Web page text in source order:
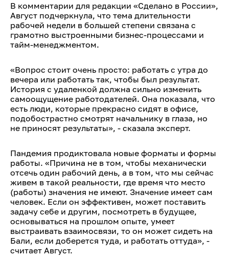
В комментарии для редакции «Сделано в России»,
Август подчеркнула, что тема длительности
рабочей недели в большей степени связана с
грамотно выстроенными бизнес-процессами и
тайм-менеджментом.
«Вопрос стоит очень просто: работать с утра до
вечера или работать так, чтобы был результат.
История с удаленкой должна сильно изменить
самоощущение работодателей. Она показала, что
есть люди, которые прекрасно сидят в офисе,
подобострастно смотрят начальнику в глаза, но
не приносят результаты», - сказала эксперт.
Пандемия продиктовала новые форматы и формы
работы. «Причина не в том, чтобы механически
отсечь один рабочий день, а в том, что мы сейчас
живем в такой реальности, где время что место
(работы) значения не имеют. Значение имеет сам
человек. Если он эффективен, может поставить
задачу себе и другим, посмотреть в будущее,
основываться на прошлом опыте, умеет
выстраивать взаимосвязи, то он может сидеть на
Бали, если доберется туда, и работать оттуда», -
считает Август.